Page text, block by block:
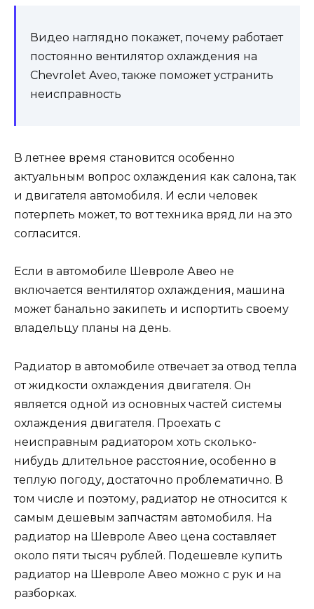
Видео наглядно покажет, почему работает
постоянно вентилятор охлаждения на
Chevrolet Aveo, также поможет устранить
неисправность
В летнее время становится особенно
актуальным вопрос охлаждения как салона, так
и двигателя автомобиля. И если человек
потерпеть может, то вот техника вряд ли на это
согласится.
Если в автомобиле Шевроле Авео не
включается вентилятор охлаждения, машина
может банально закипеть и испортить своему
владельцу планы на день.
Радиатор в автомобиле отвечает за отвод тепла
от жидкости охлаждения двигателя. Он
является одной из основных частей системы
охлаждения двигателя. Проехать с
неисправным радиатором хоть сколько-
нибудь длительное расстояние, особенно в
теплую погоду, достаточно проблематично. В
том числе и поэтому, радиатор не относится к
самым дешевым запчастям автомобиля. На
радиатор на Шевроле Авео цена составляет
около пяти тысяч рублей. Подешевле купить
радиатор на Шевроле Авео можно с рук и на
разборках.